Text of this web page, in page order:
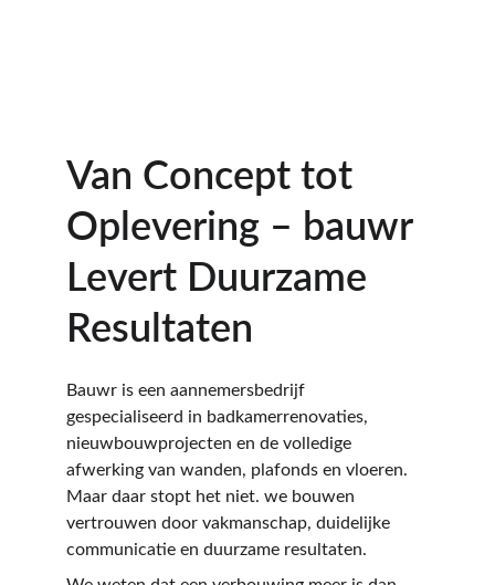
Van Concept tot
Oplevering – bauwr
Levert Duurzame
Resultaten
Bauwr is een aannemersbedrijf
gespecialiseerd in badkamerrenovaties,
nieuwbouwprojecten en de volledige
afwerking van wanden, plafonds en vloeren.
Maar daar stopt het niet. we bouwen
vertrouwen door vakmanschap, duidelijke
communicatie en duurzame resultaten.